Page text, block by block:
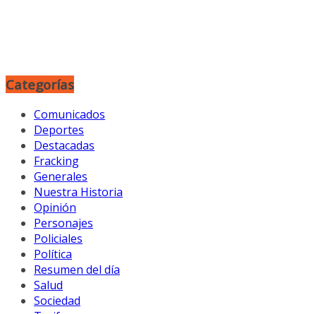
Categorías
Comunicados
Deportes
Destacadas
Fracking
Generales
Nuestra Historia
Opinión
Personajes
Policiales
Política
Resumen del día
Salud
Sociedad